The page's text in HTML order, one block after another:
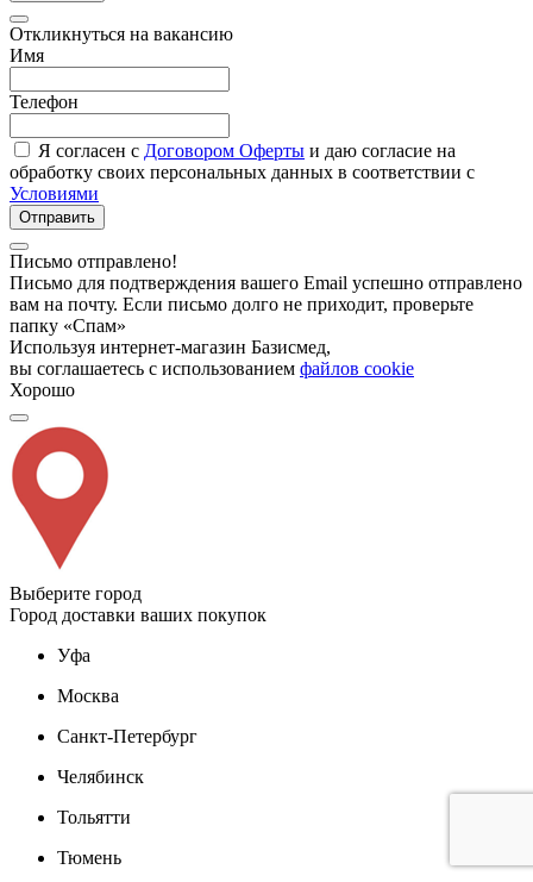
Откликнуться на вакансию
Имя
Телефон
Я согласен с Договором Оферты и даю согласие на
обработку своих персональных данных в соответствии с
Условиями
Отправить
Письмо отправлено!
Письмо для подтверждения вашего Email успешно отправлено
вам на почту. Если письмо долго не приходит, проверьте
папку «Спам»
Используя интернет-магазин Базисмед,
вы соглашаетесь с использованием файлов cookie
Хорошо
Выберите город
Город доставки ваших покупок
Уфа
Москва
Санкт-Петербург
Челябинск
Тольятти
Тюмень